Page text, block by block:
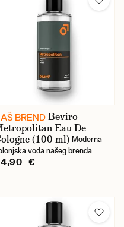
BREND Beviro
Eau De
(100 ml) Moderna
voda našeg brenda
€